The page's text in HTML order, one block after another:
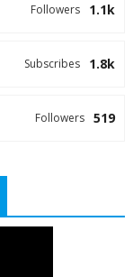
1.1k
Followers
1.8k
Subscribes
519
Followers